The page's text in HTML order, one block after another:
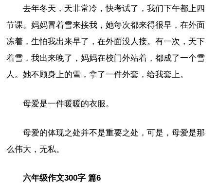
去年冬天，天非常冷，快考试了，我们下午都上四
节课。妈妈冒着雪来接我，她每次都来得很早，在外面
冻着，生怕我出来早了，在外面没人接。有一次，天下
着雪，我出来晚了，妈妈在校门外站着，都成了一个雪
人。她不顾身上的雪，拿了一件外套，给我套上。
母爱是一件暖暖的衣服。
母爱的体现之处并不是重要之处，可是，母爱是那
么伟大，无私。
六年级作文300字 篇6